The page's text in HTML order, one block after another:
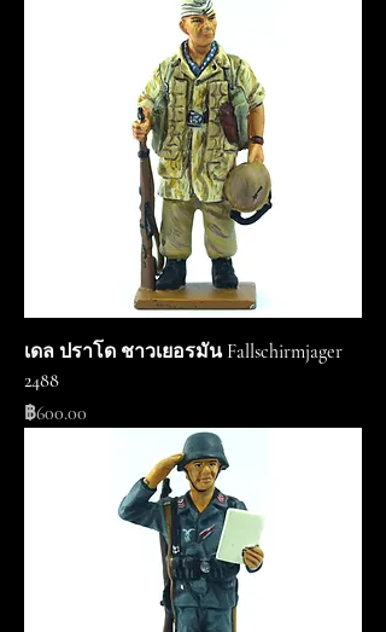
เดล ปราโด ชาวเยอรมัน Fallschirmjager
2488
ราคา
฿600.00